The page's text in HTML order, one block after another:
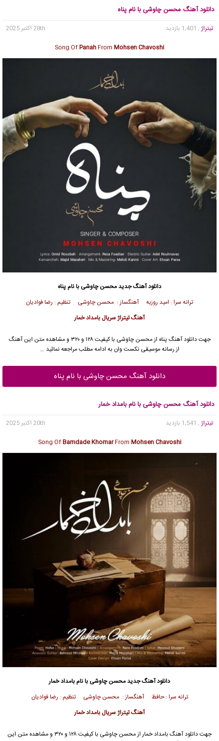
دانلود آهنگ محسن چاوشی با نام پناه
تیتراژ , 1,401 بازدید
28th اکتبر 2025
Song OfPanahFrom Mohsen Chavoshi
دانلود آهنگ جدیدمحسن چاوشی با نام پناه
ترانه سرا : امید روزبه آهنگساز : محسن چاوشی
تنظیم : رضا فوادیان
آهنگ تیتراژ سریال بامداد خمار
جهت دانلود آهنگ پناه ازمحسن چاوشی
با کیفیت ۱۲۸ و ۳۲۰ و مشاهده متن این آهنگ
از رسانه موسیقی نکست وان به ادامه مطلب مراجعه نمائید …
دانلود آهنگ محسن چاوشی با نام پناه
دانلود آهنگ محسن چاوشی با نام بامداد خمار
تیتراژ , 1,541 بازدید
20th اکتبر 2025
Song OfBamdade KhomarFrom Mohsen Chavoshi
دانلود آهنگ جدیدمحسن چاوشی با نام بامداد خمار
ترانه سرا : حافظ آهنگساز :محسن چاوشی
تنظیم : رضا فوادیان
آهنگ تیتراژ سریال بامداد خمار
جهت دانلود آهنگ بامداد خمار ازمحسن چاوشی
با کیفیت ۱۲۸ و ۳۲۰ و مشاهده متن این